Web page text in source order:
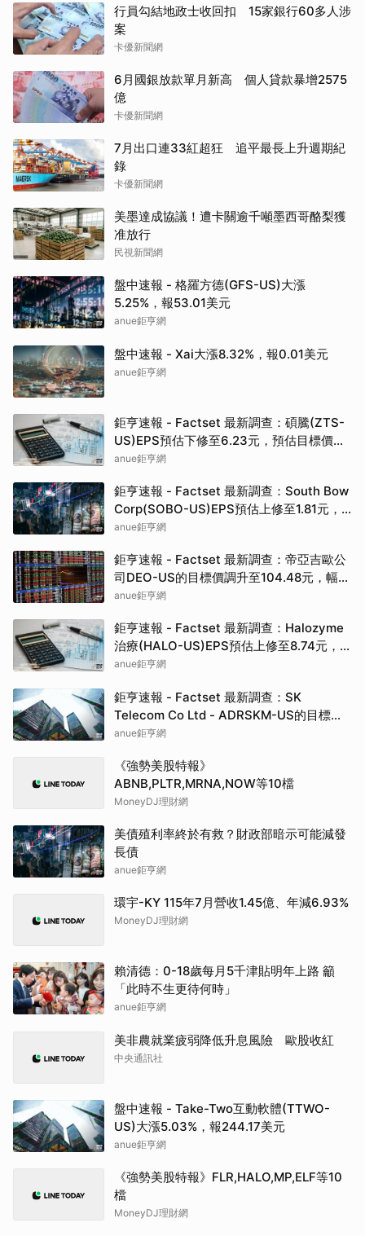
行員勾結地政士收回扣 15家銀行60多人涉
案
卡優新聞網
6月國銀放款單月新高 個人貸款暴增2575
億
卡優新聞網
7月出口連33紅超狂 追平最長上升週期紀
錄
卡優新聞網
美墨達成協議！遭卡關逾千噸墨西哥酪梨獲
准放行
民視新聞網
盤中速報 - 格羅方德(GFS-US)大漲
5.25%，報53.01美元
anue鉅亨網
盤中速報 - Xai大漲8.32%，報0.01美元
anue鉅亨網
鉅亨速報 - Factset 最新調查：碩騰(ZTS-
US)EPS預估下修至6.23元，預估目標價為
90.00元
anue鉅亨網
鉅亨速報 - Factset 最新調查：South Bow
Corp(SOBO-US)EPS預估上修至1.81元，
預估目標價為35.83元
anue鉅亨網
鉅亨速報 - Factset 最新調查：帝亞吉歐公
司DEO-US的目標價調升至104.48元，幅度
約3.43%
anue鉅亨網
鉅亨速報 - Factset 最新調查：Halozyme
治療(HALO-US)EPS預估上修至8.74元，預
估目標價為105.00元
anue鉅亨網
鉅亨速報 - Factset 最新調查：SK
Telecom Co Ltd - ADRSKM-US的目標價
調升至42.64元，幅度約3.73%
anue鉅亨網
《強勢美股特報》
ABNB,PLTR,MRNA,NOW等10檔
MoneyDJ理財網
美債殖利率終於有救？財政部暗示可能減發
長債
anue鉅亨網
環宇-KY 115年7月營收1.45億、年減6.93%
MoneyDJ理財網
賴清德：0-18歲每月5千津貼明年上路 籲
「此時不生更待何時」
anue鉅亨網
美非農就業疲弱降低升息風險 歐股收紅
中央通訊社
盤中速報 - Take-Two互動軟體(TTWO-
US)大漲5.03%，報244.17美元
anue鉅亨網
《強勢美股特報》FLR,HALO,MP,ELF等10
檔
MoneyDJ理財網